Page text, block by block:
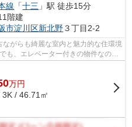
線 「十三 」駅 徒歩15分
階建
市淀川区新北野３丁目2-2
がらも綺麗な室内と魅力的な住環境
も、エレベーター付きの物件なので
万円
3K / 46.71㎡